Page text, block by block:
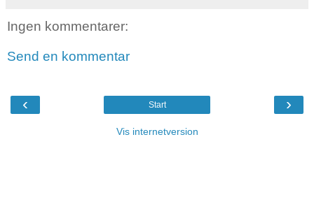
Ingen kommentarer:
Send en kommentar
‹ ›
Start
Vis internetversion